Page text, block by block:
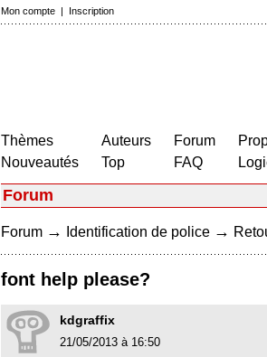
Mon compte | Inscription
Thèmes
Nouveautés
Auteurs
Top
Forum
FAQ
Forum
Forum → Identification de police →
font help please?
kdgraffix
21/05/2013 à 16:50